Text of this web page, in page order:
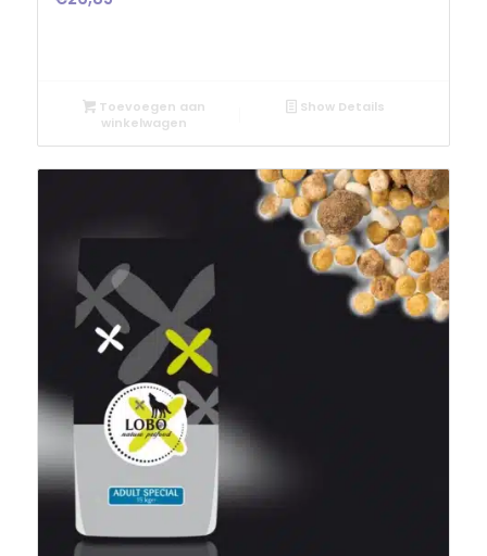
Toevoegen aan
winkelwagen
Show Details